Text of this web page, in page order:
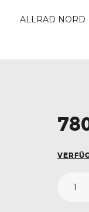
ALLRAD NORD